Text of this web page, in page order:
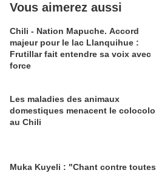
Vous aimerez aussi
Chili - Nation Mapuche. Accord
majeur pour le lac Llanquihue :
Frutillar fait entendre sa voix avec
force
Les maladies des animaux
domestiques menacent le colocolo
au Chili
Muka Kuyeli : "Chant contre toutes